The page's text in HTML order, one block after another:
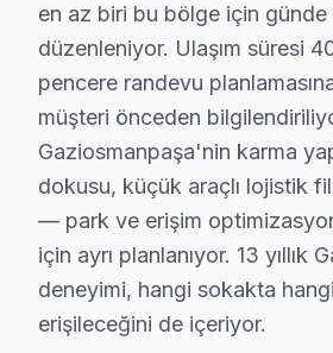
Bakım kapsamımız:
• Gaziosmanpaşa'de panel ve
• Soğutma fanı temizliği ve
• Gaziosmanpaşa'de anakart
• HDMI port ve bağlantı
• Gaziosmanpaşa'de yazılım
Gaziosmanpaşa'da düzenli
Gaziosmanpaşa Regal
en az biri bu bölge için günde
düzenleniyor. Ulaşım süresi
pencere randevu
müşteri önceden
Gaziosmanpaşa'nin karma
dokusu, küçük araçlı lojistik
— park ve erişim
için ayrı planlanıyor. 13 yıllık
deneyimi, hangi sokakta hangi
erişileceğini de içeriyor.